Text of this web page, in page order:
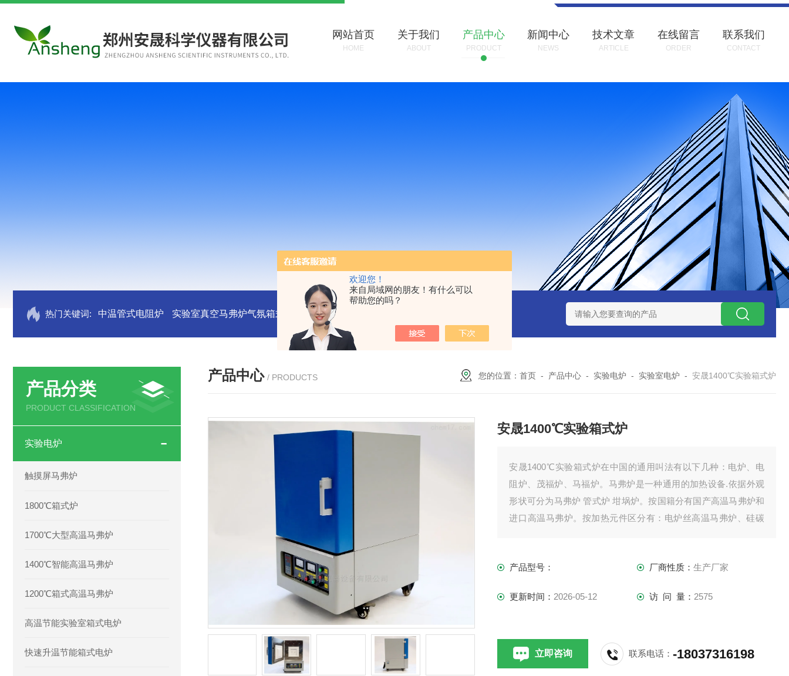
欢迎您！
来自局域网的朋友！有什么可以
帮助您的吗？
网站首页
HOME
关于我们
ABOUT
产品中心
PRODUCT
新闻中心
NEWS
技术文章
ARTICLE
在线留言
ORDER
联系我们
CONTACT
热门关键词: 中温管式电阻炉 实验室真空马弗炉气氛箱式炉厂家 灰分测定马弗炉-郑州安晟科学仪器 SX2-9-17TP高温实验用热失重马弗炉 实验室小型高温马弗炉 陶瓷纤维
产品分类
PRODUCT CLASSIFICATION
实验电炉
触摸屏马弗炉
1800℃箱式炉
1700℃大型高温马弗炉
1400℃智能高温马弗炉
1200℃箱式高温马弗炉
高温节能实验室箱式电炉
快速升温节能箱式电炉
产品中心 / PRODUCTS 您的位置： 首页 - 产品中心 - 实验电炉 - 实验室电炉 - 安晟1400℃实验箱式炉
安晟1400℃实验箱式炉
安晟1400℃实验箱式炉在中国的通用叫法有以下几种：电炉、电
阻炉、茂福炉、马福炉。马弗炉是一种通用的加热设备.依据外观
形状可分为马弗炉 管式炉 坩埚炉。按国籍分有国产高温马弗炉和
进口高温马弗炉。按加热元件区分有：电炉丝高温马弗炉、硅碳
产品型号：
厂商性质： 生产厂家
更新时间： 2026-05-12 访 问 量： 2575
立即咨询 联系电话：-18037316198